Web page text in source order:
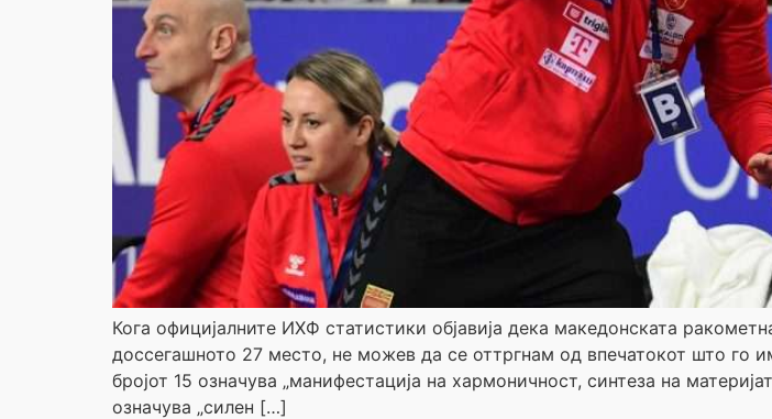
Кога официјалните ИХФ статистики објавија дека македонската
доссегашното 27 место, не можев да се оттргнам од впечатокот што го
бројот 15 означува „манифестација на хармоничност, синтеза на
означува „силен […]